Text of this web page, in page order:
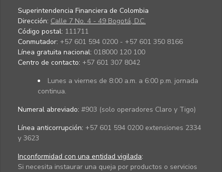
Superintendencia Financiera de Colombia
Dirección: Calle 7 No. 4 - 49 Bogotá, D.C.
Código postal: 111711
Conmutador: +57 601 594 0200 - +57 601 350 8166
Línea gratuita nacional: 018000 120 100
Centro de contacto: +57 601 307 8042
Lunes a viernes de 8:00 a.m. a 6:00 p.m. jornada
continua.
Numeral abreviado: #903 (solo operadores Claro y Tigo)
Línea anticorrupción: +57 601 594 0200 extensiones 2334
y 3623
Inconformidad con una entidad vigilada:
Si necesita instaurar una queja por productos o servicios